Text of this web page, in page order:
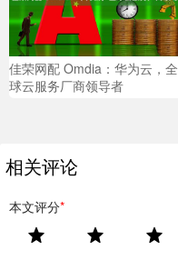
佳荣网配 Omdia：华为云，全
球云服务厂商领导者
相关评论
本文评分*